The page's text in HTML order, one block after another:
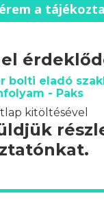
a
bolti eladó
- Paks
kitöltésével